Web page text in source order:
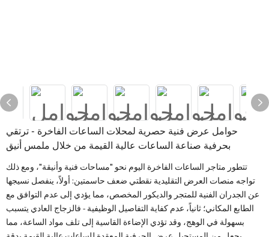
حوامل عرض فنية حصرية لمحلات الساعات الفاخرة - ترتقي
بحرفية صناعة الساعات عالية القيمة من خلال ملمس أنيق
تتطور متاجر الساعات الفاخرة اليوم نحو "مساحات فنية وأنيقة"، ومع ذلك
تواجه منصات العرض التقليدية نقطتي ضعف حاسمتين: أولاً، ينفصل نسيجها
عن الجدران الفنية للمتجر والديكور المخصص، مما يؤدي إلى عدم التوافق مع
الطابع المكاني؛ ثانياً، عدم كفاية التفاصيل الوظيفية - فالزجاج العادي يتسبب
بسهولة في الوهج، وقد تؤدي الإضاءة القاسية إلى تلف مواد الساعة، مما